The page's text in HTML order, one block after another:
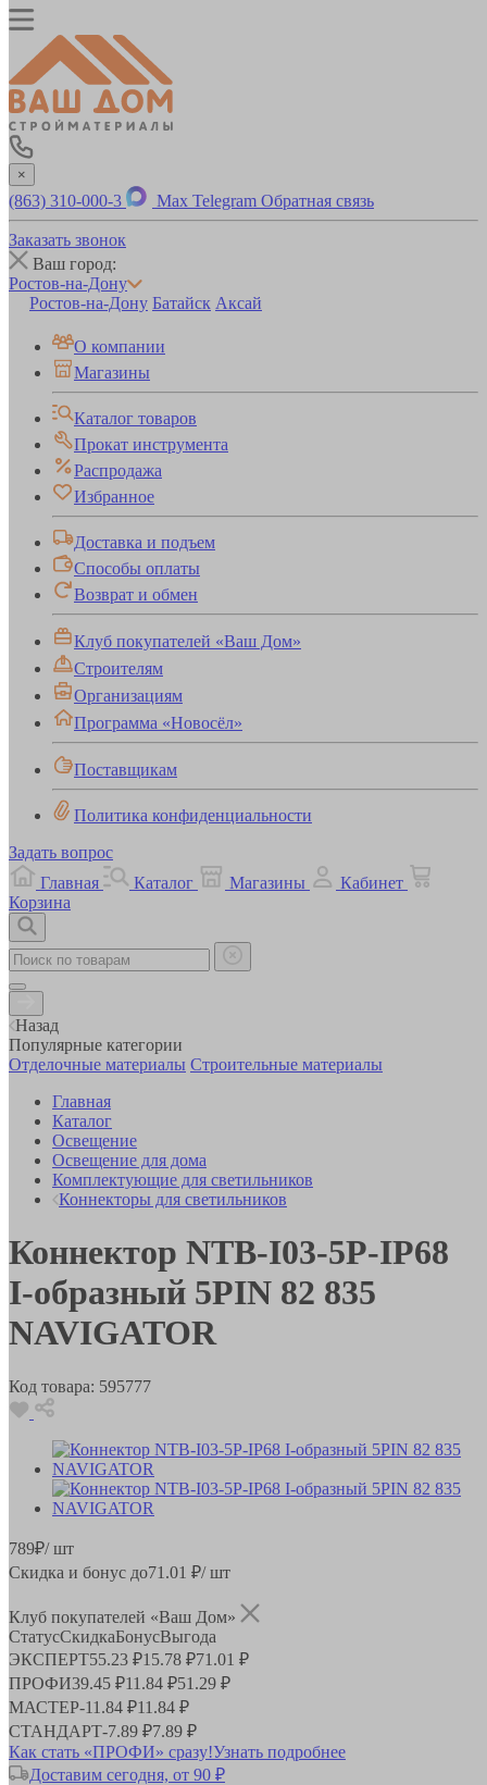
×
(863) 310-000-3 Max Telegram Обратная связь
Заказать звонок
Ваш город:
Ростов-на-Дону
Ростов-на-Дону Батайск Аксай
О компании
Магазины
Каталог товаров
Прокат инструмента
Распродажа
Избранное
Доставка и подъем
Способы оплаты
Возврат и обмен
Клуб покупателей «Ваш Дом»
Строителям
Организациям
Программа «Новосёл»
Поставщикам
Политика конфиденциальности
Задать вопрос
Главная
Каталог Магазины
Кабинет
Корзина
Назад
Популярные категории
Отделочные материалы Строительные материалы
Главная
Каталог
Освещение
Освещение для дома
Комплектующие для светильников
Коннекторы для светильников
Коннектор NTB-I03-5P-IP68
I-образный 5PIN 82 835
NAVIGATOR
Код товара: 595777
789₽/ шт
Скидка и бонус до71.01 ₽/ шт
Клуб покупателей «Ваш Дом»
СтатусСкидкаБонусВыгода
ЭКСПЕРТ55.23 ₽15.78 ₽71.01 ₽
ПРОФИ39.45 ₽11.84 ₽51.29 ₽
МАСТЕР-11.84 ₽11.84 ₽
СТАНДАРТ-7.89 ₽7.89 ₽
Как стать «ПРОФИ» сразу!Узнать подробнее
Доставим сегодня, от 90 ₽